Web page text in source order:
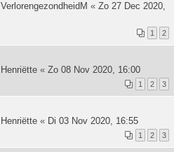
VerlorengezondheidM « Zo 27 Dec 2020,
1 2
Henriëtte « Zo 08 Nov 2020, 16:00
1 2 3
Henriëtte « Di 03 Nov 2020, 16:55
1 2 3